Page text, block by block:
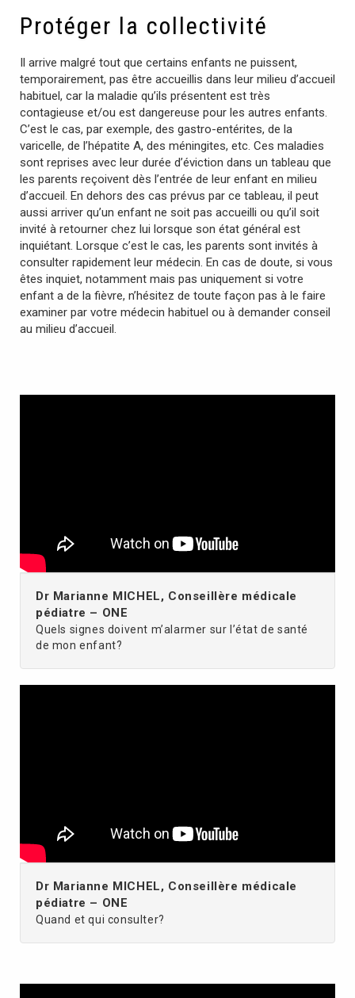
Protéger la collectivité
Il arrive malgré tout que certains enfants ne puissent,
temporairement, pas être accueillis dans leur milieu d’accueil
habituel, car la maladie qu’ils présentent est très
contagieuse et/ou est dangereuse pour les autres enfants.
C’est le cas, par exemple, des gastro-entérites, de la
varicelle, de l’hépatite A, des méningites, etc. Ces maladies
sont reprises avec leur durée d’éviction dans un tableau que
les parents reçoivent dès l’entrée de leur enfant en milieu
d’accueil. En dehors des cas prévus par ce tableau, il peut
aussi arriver qu’un enfant ne soit pas accueilli ou qu’il soit
invité à retourner chez lui lorsque son état général est
inquiétant. Lorsque c’est le cas, les parents sont invités à
consulter rapidement leur médecin. En cas de doute, si vous
êtes inquiet, notamment mais pas uniquement si votre
enfant a de la fièvre, n’hésitez de toute façon pas à le faire
examiner par votre médecin habituel ou à demander conseil
au milieu d’accueil.
Dr Marianne MICHEL, Conseillère médicale
pédiatre – ONE
Quels signes doivent m’alarmer sur l’état de santé
de mon enfant?
Dr Marianne MICHEL, Conseillère médicale
pédiatre – ONE
Quand et qui consulter?